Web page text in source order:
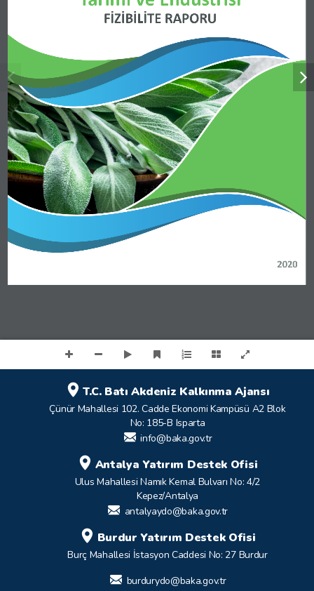
T.C. Batı Akdeniz Kalkınma Ajansı
Çünür Mahallesi 102. Cadde Ekonomi Kampüsü A2 Blok
No: 185-B Isparta
info@baka.gov.tr
Antalya Yatırım Destek Ofisi
Ulus Mahallesi Namık Kemal Bulvarı No: 4/2
Kepez/Antalya
antalyaydo@baka.gov.tr
Burdur Yatırım Destek Ofisi
Burç Mahallesi İstasyon Caddesi No: 27 Burdur
burdurydo@baka.gov.tr